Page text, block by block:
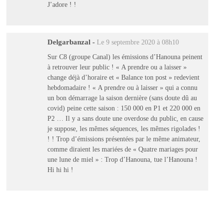
J’adore ! !
Delgarbanzal - Le 9 septembre 2020 à 08h10
Sur C8 (groupe Canal) les émissions d’Hanouna peinent
à retrouver leur public ! « A prendre ou a laisser »
change déjà d’horaire et « Balance ton post » redevient
hebdomadaire ! « A prendre ou à laisser » qui a connu
un bon démarrage la saison dernière (sans doute dû au
covid) peine cette saison : 150 000 en P1 et 220 000 en
P2 … Il y a sans doute une overdose du public, en cause
je suppose, les mêmes séquences, les mêmes rigolades !
! ! Trop d’émissions présentées par le même animateur,
comme diraient les mariées de « Quatre mariages pour
une lune de miel » : Trop d’Hanouna, tue l’Hanouna !
Hi hi hi !